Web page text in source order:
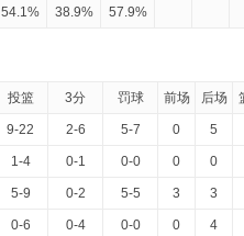
54.1% 38.9% 57.9%
投篮 3分 罚球 前场 后场
9-22 2-6 5-7 0 5
1-4 0-1 0-0 0 0
5-9 0-2 5-5 3 3
0-6 0-4 0-0 0 4